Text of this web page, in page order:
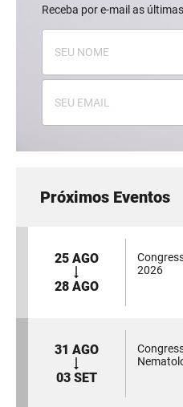
Receba por e-mail as
Próximos Eventos
25 AGO
28 AGO
2026
31 AGO
03 SET